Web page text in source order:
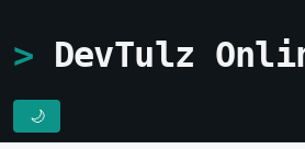
DevTulz
🌙